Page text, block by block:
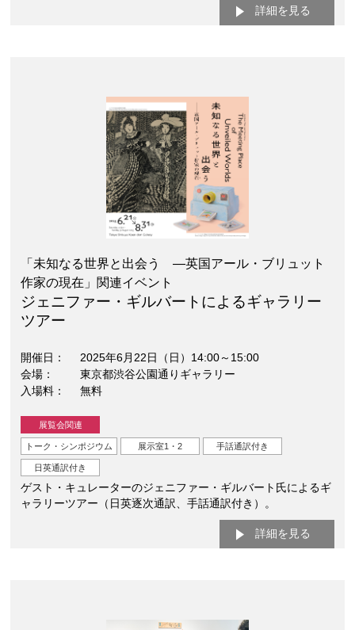
詳細を見る
「未知なる世界と出会う —英国アール・ブリュット
作家の現在」関連イベント
ジェニファー・ギルバートによるギャラリー
ツアー
開催日
2025年6月22日（日）14:00～15:00
会場
東京都渋谷公園通りギャラリー
入場料
無料
展覧会関連
トーク・シンポジウム 展示室1・2 手話通訳付き
日英通訳付き
ゲスト・キュレーターのジェニファー・ギルバート氏によるギ
ャラリーツアー（日英逐次通訳、手話通訳付き）。
詳細を見る